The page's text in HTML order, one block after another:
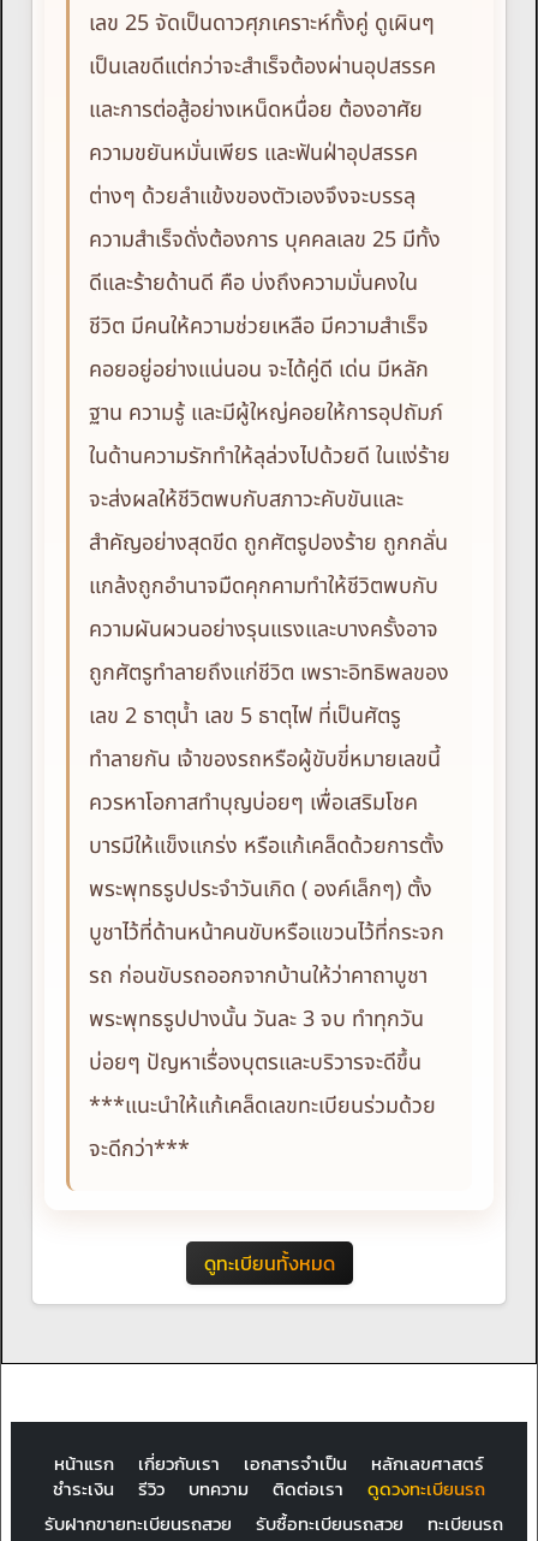
เลข 25 จัดเป็นดาวศุภเคราะห์ทั้งคู่ ดูเผินๆ
เป็นเลขดีแต่กว่าจะสำเร็จต้องผ่านอุปสรรค
และการต่อสู้อย่างเหน็ดหนื่อย ต้องอาศัย
ความขยันหมั่นเพียร และฟันฝ่าอุปสรรค
ต่างๆ ด้วยลำแข้งของตัวเองจึงจะบรรลุ
ความสำเร็จดั่งต้องการ บุคคลเลข 25 มีทั้ง
ดีและร้ายด้านดี คือ บ่งถึงความมั่นคงใน
ชีวิต มีคนให้ความช่วยเหลือ มีความสำเร็จ
คอยอยู่อย่างแน่นอน จะได้คู่ดี เด่น มีหลัก
ฐาน ความรู้ และมีผู้ใหญ่คอยให้การอุปถัมภ์
ในด้านความรักทำให้ลุล่วงไปด้วยดี ในแง่ร้าย
จะส่งผลให้ชีวิตพบกับสภาวะคับขันและ
สำคัญอย่างสุดขีด ถูกศัตรูปองร้าย ถูกกลั่น
แกล้งถูกอำนาจมืดคุกคามทำให้ชีวิตพบกับ
ความผันผวนอย่างรุนแรงและบางครั้งอาจ
ถูกศัตรูทำลายถึงแก่ชีวิต เพราะอิทธิพลของ
เลข 2 ธาตุน้ำ เลข 5 ธาตุไฟ ที่เป็นศัตรู
ทำลายกัน เจ้าของรถหรือผู้ขับขี่หมายเลขนี้
ควรหาโอกาสทำบุญบ่อยๆ เพื่อเสริมโชค
บารมีให้แข็งแกร่ง หรือแก้เคล็ดด้วยการตั้ง
พระพุทธรูปประจำวันเกิด ( องค์เล็กๆ) ตั้ง
บูชาไว้ที่ด้านหน้าคนขับหรือแขวนไว้ที่กระจก
รถ ก่อนขับรถออกจากบ้านให้ว่าคาถาบูชา
พระพุทธรูปปางนั้น วันละ 3 จบ ทำทุกวัน
บ่อยๆ ปัญหาเรื่องบุตรและบริวารจะดีขึ้น
***แนะนำให้แก้เคล็ดเลขทะเบียนร่วมด้วย
จะดีกว่า***
ดูทะเบียนทั้งหมด
หน้าแรก เกี่ยวกับเรา เอกสารจำเป็น
หลักเลขศาสตร์
ชำระเงิน
รีวิว บทความ ติดต่อเรา
ดูดวงทะเบียนรถ
รับฝากขายทะเบียนรถสวย
รับซื้อทะเบียนรถสวย
ทะเบียนรถ